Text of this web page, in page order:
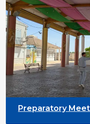
Preparatory